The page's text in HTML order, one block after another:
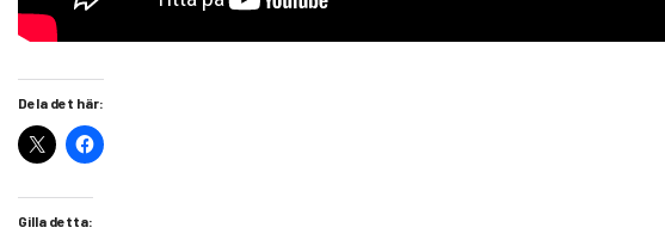
Dela det här:
Gilla detta: